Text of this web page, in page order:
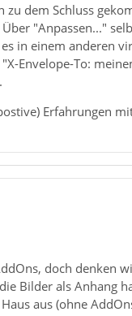
zu dem Schluss
"Anpassen..."
in einem anderen
Envelope-To:
Erfahrungen
doch denken
Bilder als Anhang
aus (ohne